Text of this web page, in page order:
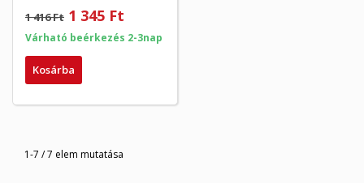
1 416 Ft 1 345 Ft
Várható beérkezés 2-3nap
Kosárba
1-7 / 7 elem mutatása